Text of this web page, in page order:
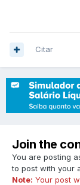
Citar
Join the
You are posting
to post with your
Note: Your post